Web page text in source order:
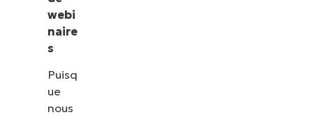
webi
naire
s
Puisq
ue
nous